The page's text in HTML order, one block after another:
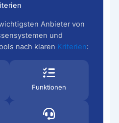
Anbieter von
und
nach klaren Kriterien:
Funktionen